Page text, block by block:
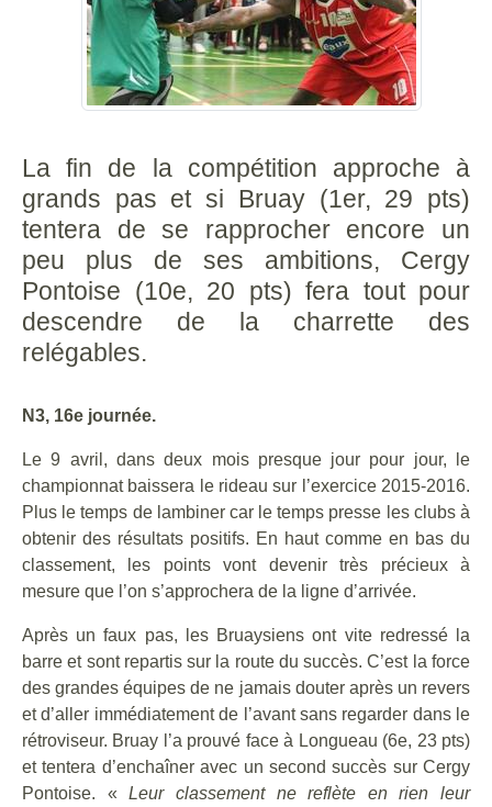
La fin de la compétition approche à
grands pas et si Bruay (1er, 29 pts)
tentera de se rapprocher encore un
peu plus de ses ambitions, Cergy
Pontoise (10e, 20 pts) fera tout pour
descendre de la charrette des
relégables.
N3, 16e journée.
Le 9 avril, dans deux mois presque jour pour jour, le
championnat baissera le rideau sur l’exercice 2015-2016.
Plus le temps de lambiner car le temps presse les clubs à
obtenir des résultats positifs. En haut comme en bas du
classement, les points vont devenir très précieux à
mesure que l’on s’approchera de la ligne d’arrivée.
Après un faux pas, les Bruaysiens ont vite redressé la
barre et sont repartis sur la route du succès. C’est la force
des grandes équipes de ne jamais douter après un revers
et d’aller immédiatement de l’avant sans regarder dans le
rétroviseur. Bruay l’a prouvé face à Longueau (6e, 23 pts)
et tentera d’enchaîner avec un second succès sur Cergy
Pontoise. «Leur classement ne reflète en rien leur